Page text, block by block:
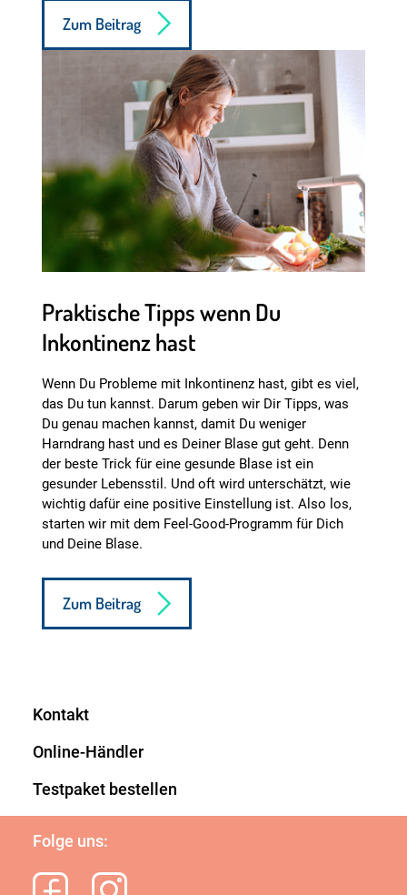
Zum Beitrag
Praktische Tipps wenn Du
Inkontinenz hast
Wenn Du Probleme mit Inkontinenz hast, gibt es viel,
das Du tun kannst. Darum geben wir Dir Tipps, was
Du genau machen kannst, damit Du weniger
Harndrang hast und es Deiner Blase gut geht. Denn
der beste Trick für eine gesunde Blase ist ein
gesunder Lebensstil. Und oft wird unterschätzt, wie
wichtig dafür eine positive Einstellung ist. Also los,
starten wir mit dem Feel-Good-Programm für Dich
und Deine Blase.
Zum Beitrag
Kontakt
Online-Händler
Testpaket bestellen
Folge uns: